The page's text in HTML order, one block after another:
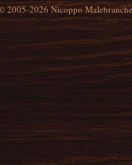
2005-2026 Nicoppo Malebranche